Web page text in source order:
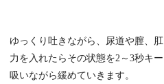
ゆっくり吐きながら、尿道や膣、
力を入れたらその状態を2～3秒キ
吸いながら緩めていきます。